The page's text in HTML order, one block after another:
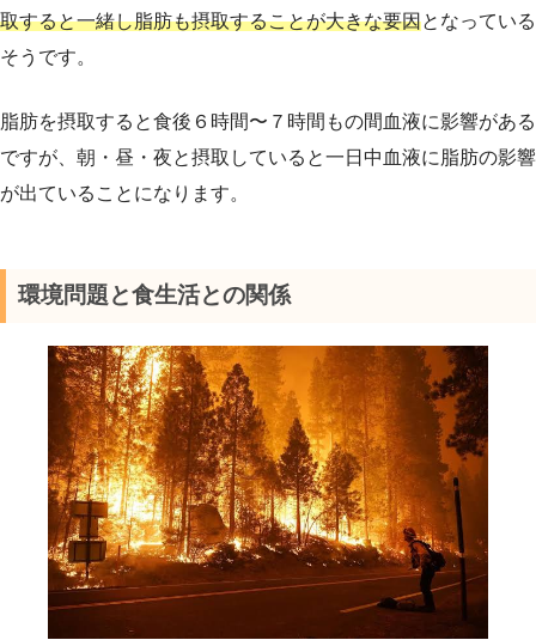
取すると一緒し脂肪も摂取することが大きな要因となっている
そうです。
脂肪を摂取すると食後６時間〜７時間もの間血液に影響がある
ですが、朝・昼・夜と摂取していると一日中血液に脂肪の影響
が出ていることになります。
環境問題と食生活との関係